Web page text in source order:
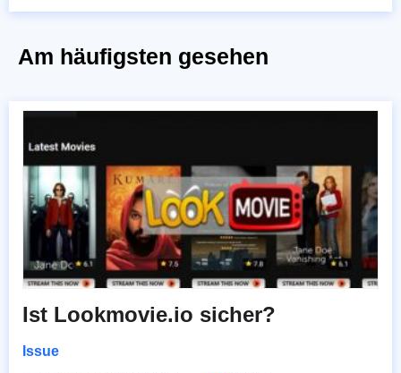
Am häufigsten gesehen
Ist Lookmovie.io sicher?
Issue